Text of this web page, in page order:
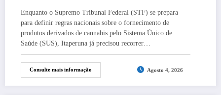
utiliza medicamento derivado
de cannabis por decisão
judicial
Enquanto o Supremo Tribunal Federal (STF) se prepara
para definir regras nacionais sobre o fornecimento de
produtos derivados de cannabis pelo Sistema Único de
Saúde (SUS), Itaperuna já precisou recorrer…
Consulte mais informação Agosto 4, 2026